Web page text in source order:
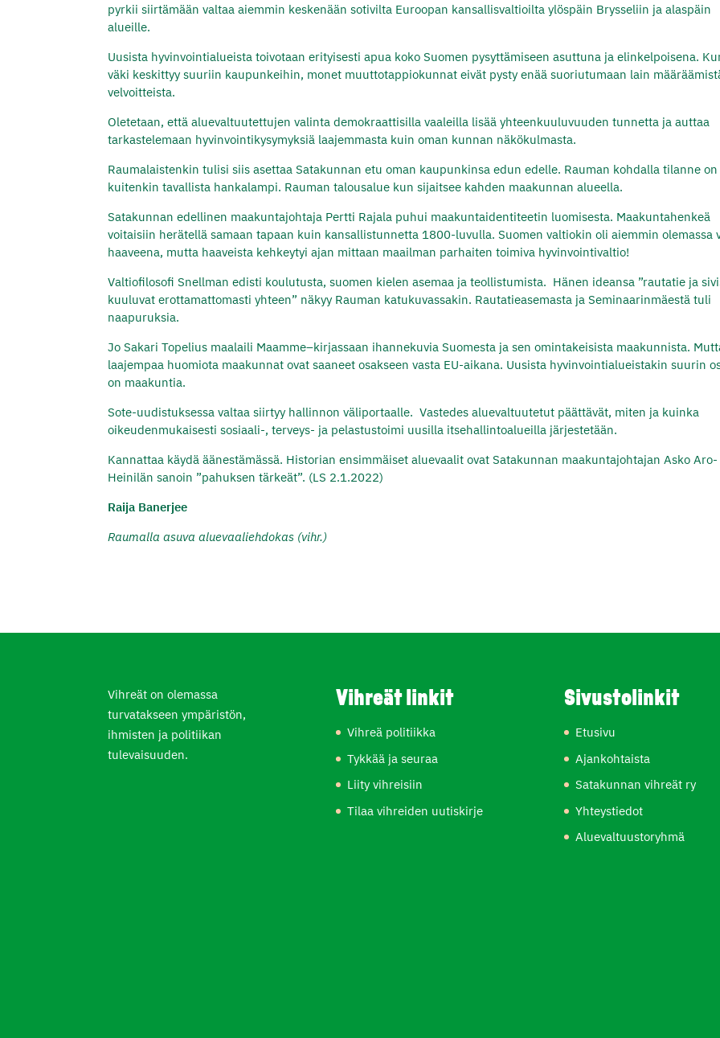
pyrkii siirtämään valtaa aiemmin keskenään sotivilta Euroopan kansallisvaltioilta ylöspäin Brysseliin ja alaspäin
alueille.
Uusista hyvinvointialueista toivotaan erityisesti apua koko Suomen pysyttämiseen asuttuna ja elinkelpoisena.
väki keskittyy suuriin kaupunkeihin, monet muuttotappiokunnat eivät pysty enää suoriutumaan lain
velvoitteista.
Oletetaan, että aluevaltuutettujen valinta demokraattisilla vaaleilla lisää yhteenkuuluvuuden tunnetta ja auttaa
tarkastelemaan hyvinvointikysymyksiä laajemmasta kuin oman kunnan näkökulmasta.
Raumalaistenkin tulisi siis asettaa Satakunnan etu oman kaupunkinsa edun edelle. Rauman kohdalla tilanne on
kuitenkin tavallista hankalampi. Rauman talousalue kun sijaitsee kahden maakunnan alueella.
Satakunnan edellinen maakuntajohtaja Pertti Rajala puhui maakuntaidentiteetin luomisesta. Maakuntahenkeä
voitaisiin herätellä samaan tapaan kuin kansallistunnetta 1800-luvulla. Suomen valtiokin oli aiemmin olemassa
haaveena, mutta haaveista kehkeytyi ajan mittaan maailman parhaiten toimiva hyvinvointivaltio!
Valtiofilosofi Snellman edisti koulutusta, suomen kielen asemaa ja teollistumista. Hänen ideansa ”rautatie ja
kuuluvat erottamattomasti yhteen” näkyy Rauman katukuvassakin. Rautatieasemasta ja Seminaarinmäestä tuli
naapuruksia.
Jo Sakari Topelius maalaili Maamme–kirjassaan ihannekuvia Suomesta ja sen omintakeisista maakunnista.
laajempaa huomiota maakunnat ovat saaneet osakseen vasta EU-aikana. Uusista hyvinvointialueistakin suurin
on maakuntia.
Sote-uudistuksessa valtaa siirtyy hallinnon väliportaalle. Vastedes aluevaltuutetut päättävät, miten ja kuinka
oikeudenmukaisesti sosiaali-, terveys- ja pelastustoimi uusilla itsehallintoalueilla järjestetään.
Kannattaa käydä äänestämässä. Historian ensimmäiset aluevaalit ovat Satakunnan maakuntajohtajan Asko Aro-
Heinilän sanoin ”pahuksen tärkeät”. (LS 2.1.2022)
Raija Banerjee
Raumalla asuva aluevaaliehdokas (vihr.)
Vihreät on olemassa
turvatakseen ympäristön,
ihmisten ja politiikan
tulevaisuuden.
Vihreät linkit
Vihreä politiikka
Tykkää ja seuraa
Liity vihreisiin
Tilaa vihreiden uutiskirje
Sivustolinkit
Etusivu
Ajankohtaista
Satakunnan vihreät ry
Yhteystiedot
Aluevaltuustoryhmä